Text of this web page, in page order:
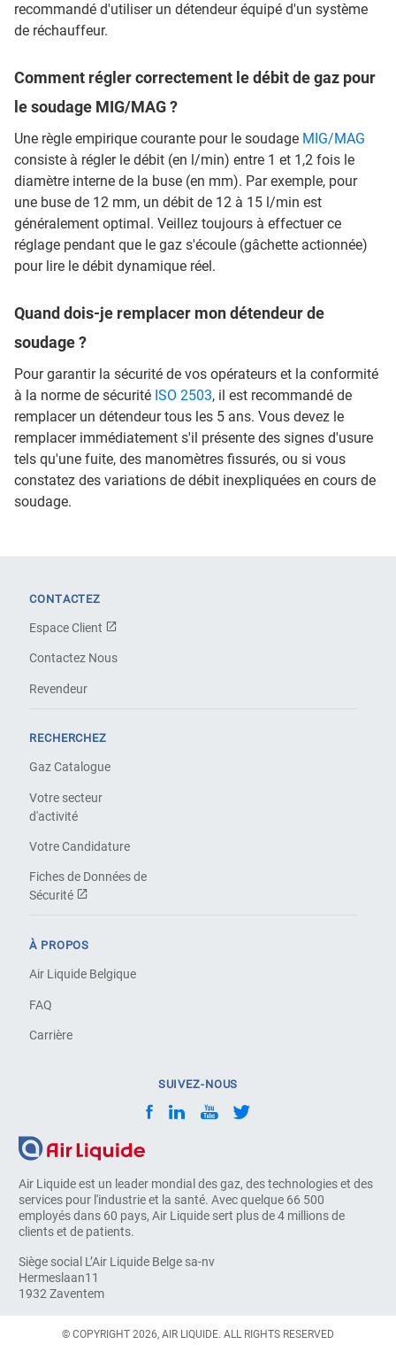
recommandé d'utiliser un détendeur équipé d'un système
de réchauffeur.
Comment régler correctement le débit de gaz pour
le soudage MIG/MAG ?
Une règle empirique courante pour le soudage MIG/MAG
consiste à régler le débit (en l/min) entre 1 et 1,2 fois le
diamètre interne de la buse (en mm). Par exemple, pour
une buse de 12 mm, un débit de 12 à 15 l/min est
généralement optimal. Veillez toujours à effectuer ce
réglage pendant que le gaz s'écoule (gâchette actionnée)
pour lire le débit dynamique réel.
Quand dois-je remplacer mon détendeur de
soudage ?
Pour garantir la sécurité de vos opérateurs et la conformité
à la norme de sécurité ISO 2503, il est recommandé de
remplacer un détendeur tous les 5 ans. Vous devez le
remplacer immédiatement s'il présente des signes d'usure
tels qu'une fuite, des manomètres fissurés, ou si vous
constatez des variations de débit inexpliquées en cours de
soudage.
Air Liquide est un leader mondial des gaz, des technologies et des
services pour l'industrie et la santé. Avec quelque 66 500
employés dans 60 pays, Air Liquide sert plus de 4 millions de
clients et de patients.
Siège social L’Air Liquide Belge sa-nv
Hermeslaan11
1932 Zaventem
CONTACTEZ
Espace Client
Contactez Nous
Revendeur
RECHERCHEZ
Gaz Catalogue
Votre secteur
d'activité
Votre Candidature
Fiches de Données de
Sécurité
À PROPOS
Air Liquide Belgique
FAQ
Carrière
SUIVEZ-NOUS
© COPYRIGHT 2026, AIR LIQUIDE. ALL RIGHTS RESERVED